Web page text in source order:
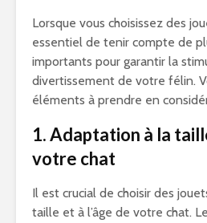
Lorsque vous choisissez des
essentiel de tenir compte de
importants pour garantir la
divertissement de votre félin.
éléments à prendre en
1. Adaptation à la
votre chat
Il est crucial de choisir des
taille et à l’âge de votre chat.